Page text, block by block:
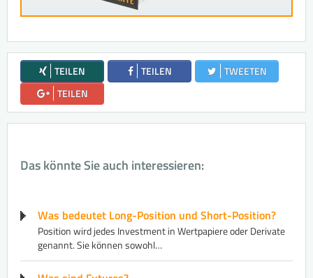
TEILEN TEILEN
TWEETEN
TEILEN
Das könnte Sie auch interessieren:
Was bedeutet Long-Position und Short-Position?
Position wird jedes Investment in Wertpapiere oder Derivate
genannt. Sie können sowohl…